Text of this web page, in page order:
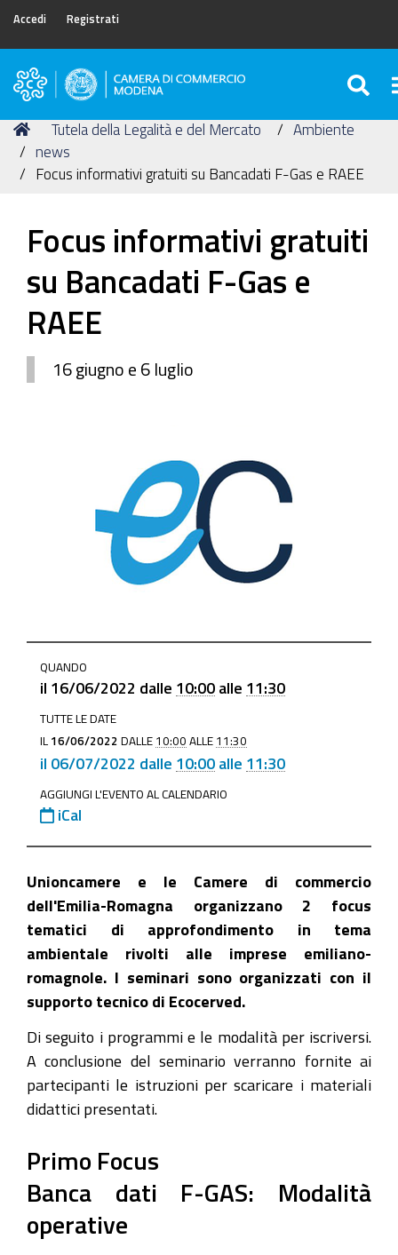
Accedi Registrati
Camera
Commercio
di
Modena
Tu
sei
qui:
Home
Tutela della Legalità e del Mercato
Ambiente
news
Focus informativi gratuiti su Bancadati F-Gas e RAEE
Focus informativi gratuiti
su Bancadati F-Gas e
RAEE
16 giugno e 6 luglio
legalita-
mercato/ambiente/news/focus-
informativi-
gratuiti-
su-
bancadati-
gas-
raee
Focus
informativi
F-
Gas
e
RAEE
06-
16T10:00:00+02:00
2022-
QUANDO
il 16/06/2022 dalle 10:00 alle 11:30
TUTTE LE DATE
IL 16/06/2022 DALLE 10:00 ALLE 11:30
il 06/07/2022 dalle 10:00 alle 11:30
AGGIUNGI L'EVENTO AL CALENDARIO
iCal
Unioncamere e le Camere di commercio
dell'Emilia-Romagna organizzano 2 focus
tematici di approfondimento in tema
ambientale rivolti alle imprese emiliano-
romagnole. I seminari sono organizzati con il
supporto tecnico di Ecocerved.
Di seguito i programmi e le modalità per iscriversi.
A conclusione del seminario verranno fornite ai
partecipanti le istruzioni per scaricare i materiali
didattici presentati.
Primo Focus
Banca dati F-GAS: Modalità
operative